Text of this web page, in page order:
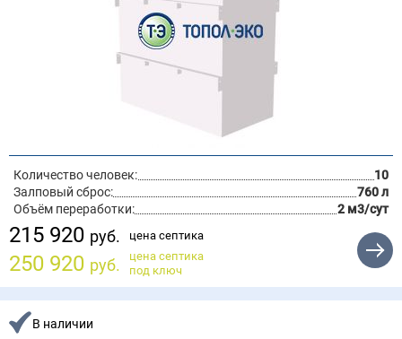
Количество человек:
10
Залповый сброс:
760 л
Объём переработки:
2 м3/сут
215 920 руб. цена септика
250 920 руб.
цена септика
под ключ
В наличии